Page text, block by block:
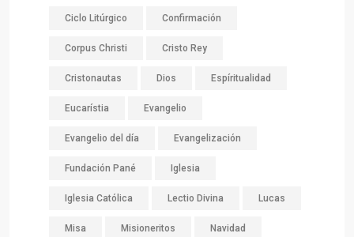
Ciclo Litúrgico Confirmación
Corpus Christi Cristo Rey
Cristonautas Dios Espíritualidad
Eucarístia Evangelio
Evangelio del día Evangelización
Fundación Pané Iglesia
Iglesia Católica Lectio Divina Lucas
Misa Misioneritos Navidad